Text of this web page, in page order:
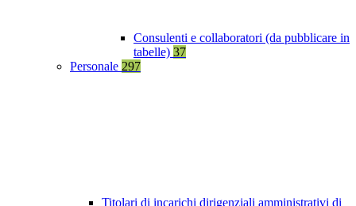
Consulenti e collaboratori (da pubblicare in
tabelle) 37
Personale 297
Titolari di incarichi dirigenziali amministrativi di